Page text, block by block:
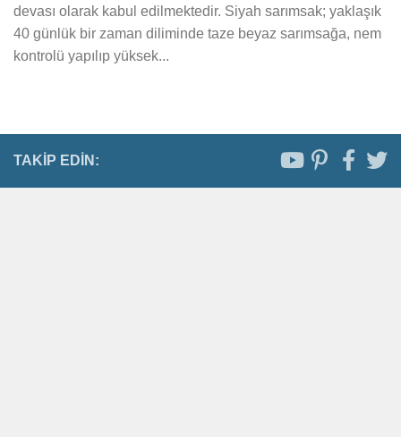
devası olarak kabul edilmektedir. Siyah sarımsak; yaklaşık
40 günlük bir zaman diliminde taze beyaz sarımsağa, nem
kontrolü yapılıp yüksek...
TAKIP EDIN: